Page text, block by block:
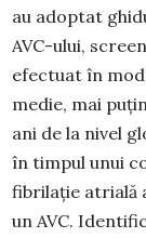
au adoptat
AVC-ului,
efectuat în
medie, mai
ani de la nivel
în timpul unui
fibrilație atrială
un AVC.